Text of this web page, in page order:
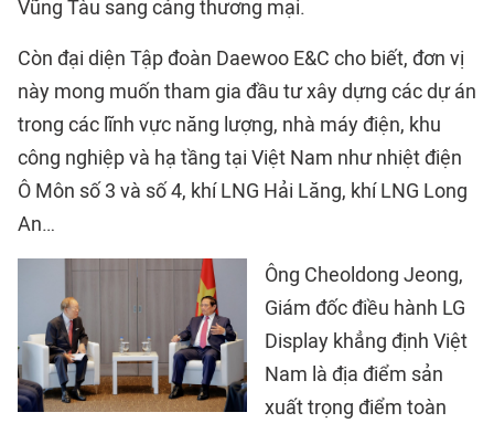
Vũng Tàu sang cảng thương mại.
Còn đại diện Tập đoàn Daewoo E&C cho biết, đơn vị
này mong muốn tham gia đầu tư xây dựng các dự án
trong các lĩnh vực năng lượng, nhà máy điện, khu
công nghiệp và hạ tầng tại Việt Nam như nhiệt điện
Ô Môn số 3 và số 4, khí LNG Hải Lăng, khí LNG Long
An…
Ông Cheoldong Jeong,
Giám đốc điều hành LG
Display khẳng định Việt
Nam là địa điểm sản
xuất trọng điểm toàn